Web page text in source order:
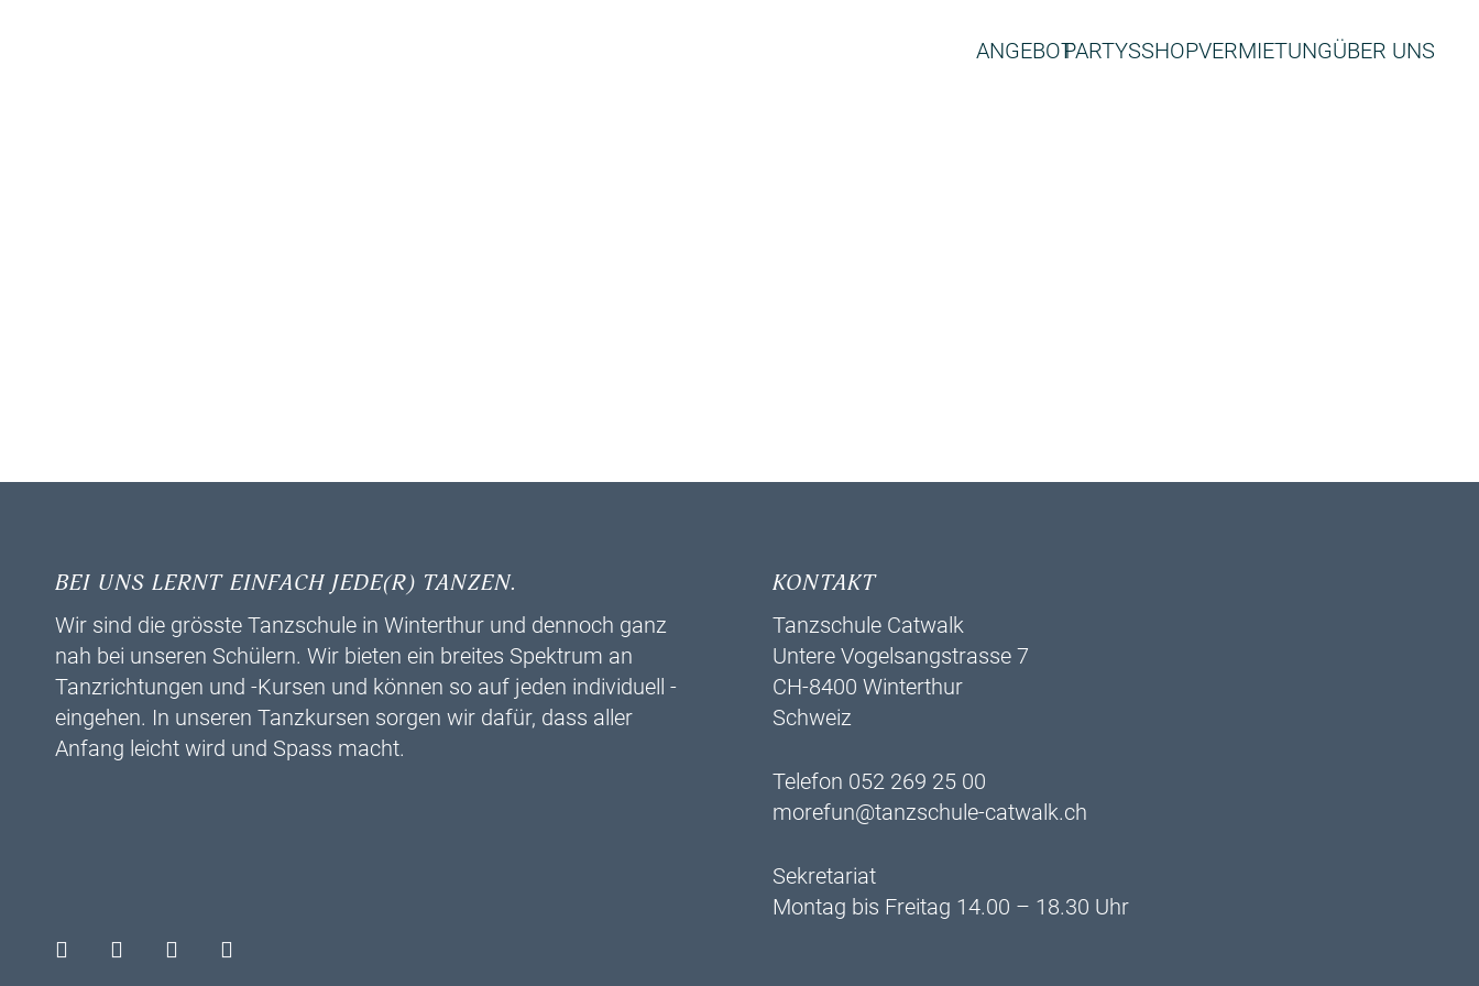
ANGEBOTPARTYSSHOPVERMIETUNGÜBER UNS
BEI UNS LERNT EINFACH JEDE(R) TANZEN.
Wir sind die grösste Tanzschule in Winterthur und dennoch ganz
nah bei unseren Schülern. Wir bieten ein breites ­Spektrum an
Tanzrichtungen und -Kursen und können so auf jeden individuell ­
eingehen. In unseren Tanzkursen sorgen wir dafür, dass aller
Anfang leicht wird und Spass macht.
KONTAKT
Tanzschule Catwalk
Untere Vogelsangstrasse 7
CH-8400 Winterthur
Schweiz
Telefon 052 269 25 00
morefun@tanzschule-catwalk.ch
Sekretariat
Montag bis Freitag 14.00 – 18.30 Uhr